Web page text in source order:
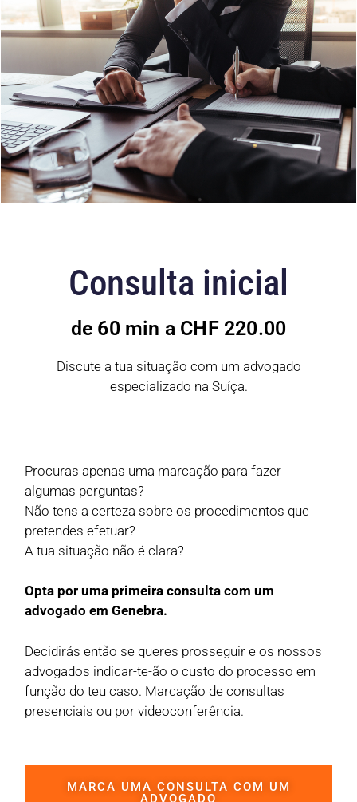
Consulta inicial
de 60 min a CHF 220.00
Discute a tua situação com um advogado
especializado na Suíça.
Procuras apenas uma marcação para fazer
algumas perguntas?
Não tens a certeza sobre os procedimentos que
pretendes efetuar?
A tua situação não é clara?
Opta por uma primeira consulta com um
advogado em Genebra.
Decidirás então se queres prosseguir e os nossos
advogados indicar-te-ão o custo do processo em
função do teu caso. Marcação de consultas
presenciais ou por videoconferência.
MARCA UMA CONSULTA COM UM
ADVOGADO